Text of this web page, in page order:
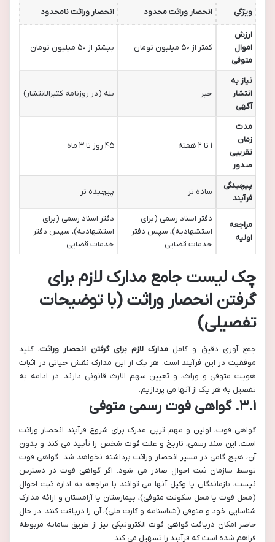
ویژگی
انحصار وراثت محدود انحصار وراثت نامحدود
ارزش
اموال
متوفی
کمتر از ۵۰ میلیون تومان بیشتر از ۵۰ میلیون تومان
نیاز به
انتشار
آگهی
خیر بله (در روزنامه کثیرالانتشار)
مدت
زمان
تقریبی
صدور
۱ تا ۲ هفته ۴۵ روز تا ۳ ماه
پیچیدگی
فرآیند
ساده تر پیچیده تر
مراجعه
اولیه
دفتر اسناد رسمی (برای
استشهادیه)، سپس دفتر
خدمات قضایی
دفتر اسناد رسمی (برای
استشهادیه)، سپس دفتر
خدمات قضایی
چک لیست جامع مدارک لازم برای
گرفتن انحصار وراثت (با توضیحات
تفصیلی)
جمع آوری دقیق و کامل مدارک لازم برای گرفتن انحصار وراثت، کلید
موفقیت در این فرآیند است. هر یک از این مدارک نقش حیاتی در اثبات
هویت متوفی و وراث، و تعیین سهم الارث قانونی دارند. در ادامه به
تفصیل به هر یک از آنها می پردازیم:
۳.۱. گواهی فوت رسمی متوفی
گواهی فوت، اولین و مهم ترین مدرک برای شروع فرآیند انحصار وراثت
است. این سند رسمی، تاریخ و علت فوت شخص را تأیید می کند و بدون
آن، هیچ گامی در مسیر انحصار وراثت برداشته نخواهد شد. گواهی فوت
توسط سازمان ثبت احوال صادر می شود. اگر گواهی فوت در دسترس
نیست، بازماندگان یا وکیل آنها می توانند با مراجعه به اداره ثبت احوال
(محل فوت یا محل سکونت متوفی)، بیمارستان یا آرامستان و ارائه مدارک
شناسایی خود و متوفی (شناسنامه و کارت ملی)، آن را دریافت کنند. در حال
حاضر امکان دریافت گواهی فوت الکترونیکی نیز از طریق سامانه مربوطه
فراهم شده است که فرآیند را تسهیل می کند.